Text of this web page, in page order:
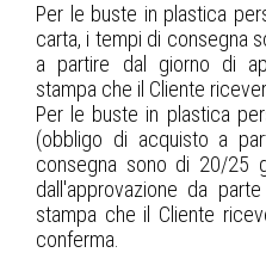
Per le buste in plastica
carta, i tempi di consegna
a partire dal giorno di
stampa che il Cliente
Per le buste in plastica
(obbligo di acquisto a
consegna sono di 20/25
dall'approvazione da
stampa che il Cliente
conferma.